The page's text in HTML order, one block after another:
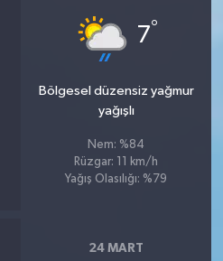
7°
Bölgesel düzensiz yağmur
yağışlı
Nem: %84
Rüzgar: 11 km/h
Yağış Olasılığı: %79
24 MART